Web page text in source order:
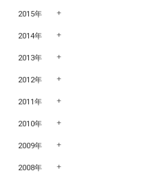
2015年
2014年
2013年
2012年
2011年
2010年
2009年
2008年